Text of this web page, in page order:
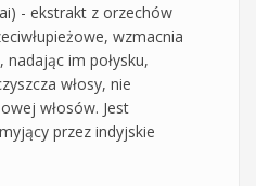
- ekstrakt z orzechów
wzmacnia
nadając im połysku,
włosy, nie
włosów. Jest
przez indyjskie